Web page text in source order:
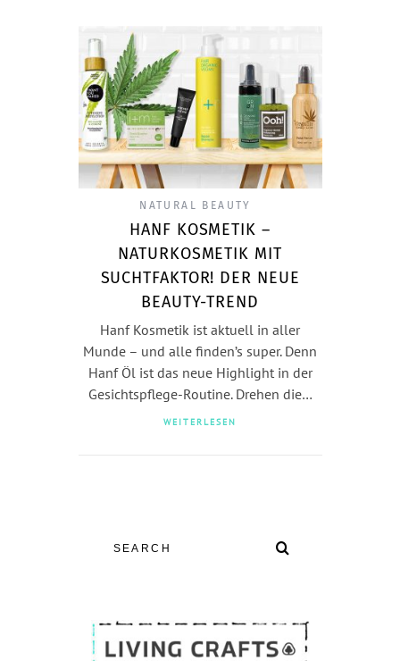
NATURAL BEAUTY
HANF KOSMETIK –
NATURKOSMETIK MIT
SUCHTFAKTOR! DER NEUE
BEAUTY-TREND
Hanf Kosmetik ist aktuell in aller
Munde – und alle finden’s super. Denn
Hanf Öl ist das neue Highlight in der
Gesichtspflege-Routine. Drehen die…
WEITERLESEN